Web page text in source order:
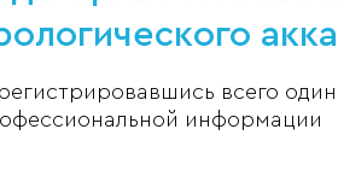
всего
информации